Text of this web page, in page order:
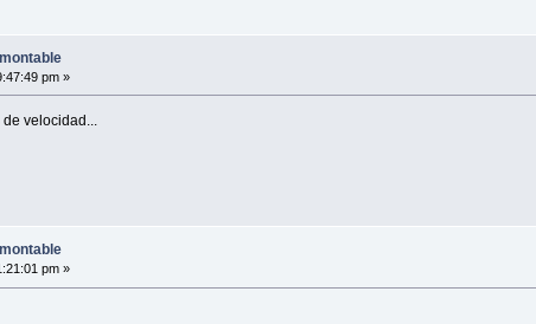
pm »
velocidad...
pm »